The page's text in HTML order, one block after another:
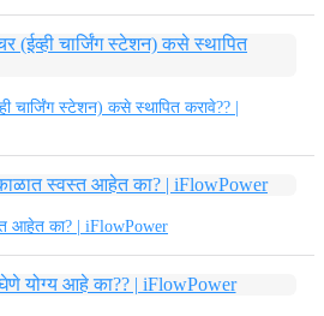
चार्जिंग स्टेशन) कसे स्थापित करावे?? |
आहेत का? | iFlowPower